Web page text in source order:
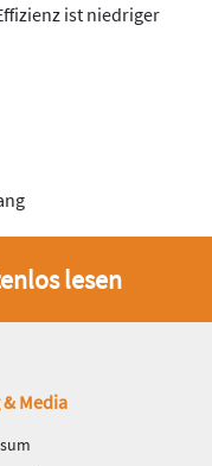
ist niedriger
lesen
Media